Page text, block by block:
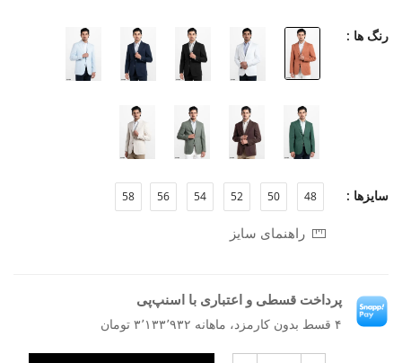
رنگ ها :
سایزها : 48
50
52
54
56
58
راهنمای سایز
پرداخت قسطی و اعتباری با اسنپ‌پی
۴ قسط بدون کارمزد، ماهانه ۳٬۱۳۳٬۹۳۲ تومان